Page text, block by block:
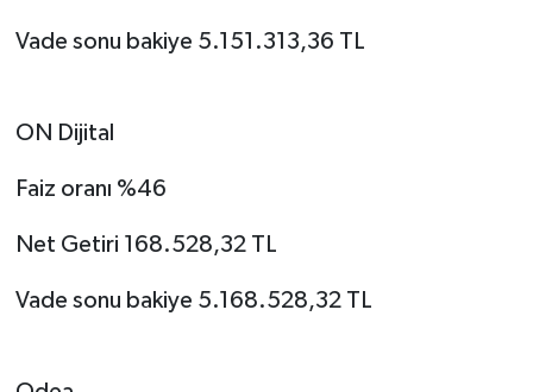
Vade sonu bakiye 5.151.313,36 TL
ON Dijital
Faiz oranı %46
Net Getiri 168.528,32 TL
Vade sonu bakiye 5.168.528,32 TL